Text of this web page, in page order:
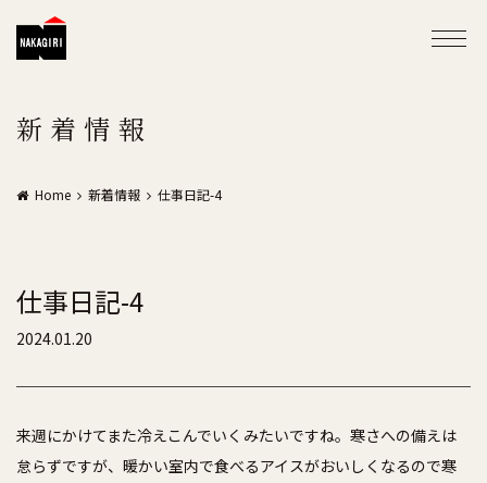
新着情報
Home 新着情報 仕事日記-4
仕事日記-4
2024.01.20
来週にかけてまた冷えこんでいくみたいですね。寒さへの備えは
怠らずですが、暖かい室内で食べるアイスがおいしくなるので寒